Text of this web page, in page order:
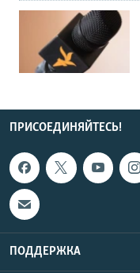
ПРИСОЕДИНЯЙТЕСЬ!
ПОДДЕРЖКА